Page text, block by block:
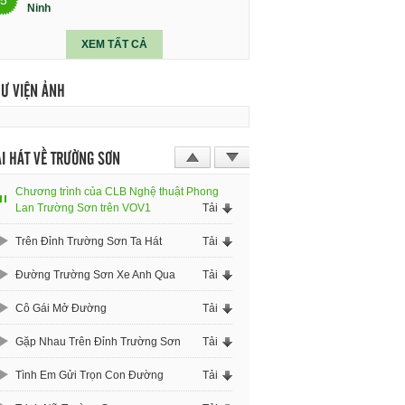
Ninh
XEM TẤT CẢ
VIỆN ẢNH
HÁT VỀ TRƯỜNG SƠN
Chương trình của CLB Nghệ thuật Phong
Lan Trường Sơn trên VOV1
Tải
Trên Đỉnh Trường Sơn Ta Hát Tải
Đường Trường Sơn Xe Anh Qua Tải
Cô Gái Mở Đường Tải
Gặp Nhau Trên Đỉnh Trường Sơn Tải
Tình Em Gửi Trọn Con Đường Tải